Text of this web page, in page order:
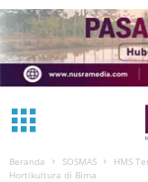
Beranda SOSMAS
HMS
Hortikultura di Bima